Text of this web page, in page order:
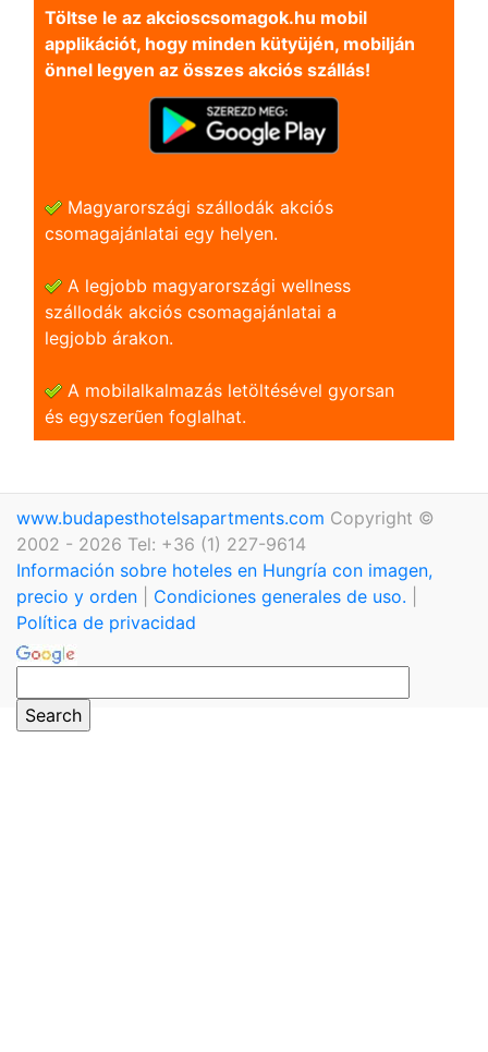
Töltse le az akcioscsomagok.hu mobil
applikációt, hogy minden kütyüjén, mobilján
önnel legyen az összes akciós szállás!
Magyarországi szállodák akciós
csomagajánlatai egy helyen.
A legjobb magyarországi wellness
szállodák akciós csomagajánlatai a
legjobb árakon.
A mobilalkalmazás letöltésével gyorsan
és egyszerũen foglalhat.
www.budapesthotelsapartments.com Copyright ©
2002 - 2026 Tel: +36 (1) 227-9614
Información sobre hoteles en Hungría con imagen,
precio y orden
Condiciones generales de uso.
Política de privacidad